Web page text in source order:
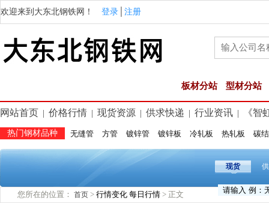
欢迎来到大东北钢铁网！ 登录 注册
板材分站 型材分站
网站首页 价格行情 现货资源 供求快递 行业资讯 《智
热门钢材品种 无缝管 方管 镀锌管 镀锌板 冷轧板 热轧板 碳
现货
您所在的位置： 首页 > 行情变化 每日行情 > 正文